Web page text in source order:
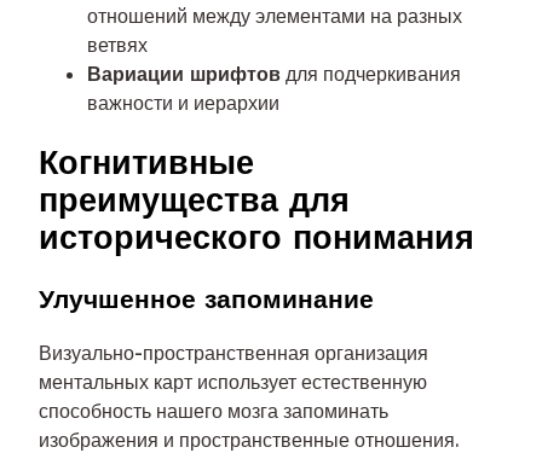
отношений между элементами на разных
ветвях
Вариации шрифтов для подчеркивания
важности и иерархии
Когнитивные
преимущества для
исторического понимания
Улучшенное запоминание
Визуально-пространственная организация
ментальных карт использует естественную
способность нашего мозга запоминать
изображения и пространственные отношения.